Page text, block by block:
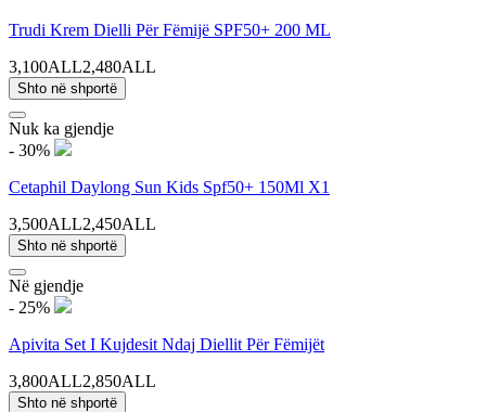
Trudi Krem Dielli Për Fëmijë SPF50+ 200 ML
3,100ALL2,480ALL
Shto në shportë
Nuk ka gjendje
- 30%
Cetaphil Daylong Sun Kids Spf50+ 150Ml X1
3,500ALL2,450ALL
Shto në shportë
Në gjendje
- 25%
Apivita Set I Kujdesit Ndaj Diellit Për Fëmijët
3,800ALL2,850ALL
Shto në shportë